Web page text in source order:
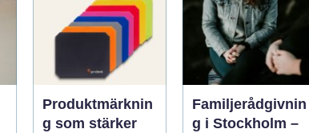
Produktmärknin
g som stärker
Familjerådgivnin
g i Stockholm –